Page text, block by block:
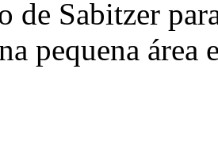
de Sabitzer
pequena área